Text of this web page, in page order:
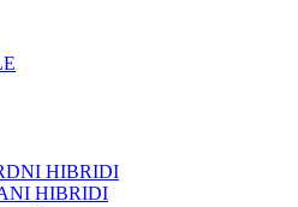
HIBRIDI
HIBRIDI